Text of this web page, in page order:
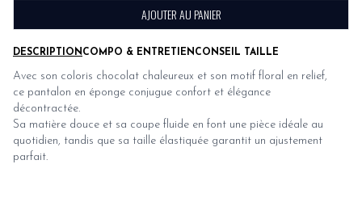
DESCRIPTIONCOMPO & ENTRETIENCONSEIL TAILLE
Avec son coloris chocolat chaleureux et son motif floral en relief,
ce pantalon en éponge conjugue confort et élégance
décontractée.
Sa matière douce et sa coupe fluide en font une pièce idéale au
quotidien, tandis que sa taille élastiquée garantit un ajustement
parfait.
AJOUTER AU PANIER